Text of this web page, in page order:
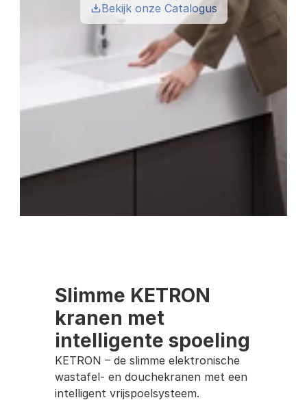
Bekijk onze Catalogus
Slimme KETRON
kranen met
intelligente spoeling
KETRON – de slimme elektronische
wastafel- en douchekranen met een
intelligent vrijspoelsysteem.